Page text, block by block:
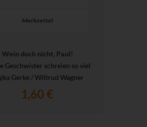
Merkzettel
Wein doch nicht, Paul!
Geschwister schreien so viel
Gerke / Wiltrud Wagner
1,60 €